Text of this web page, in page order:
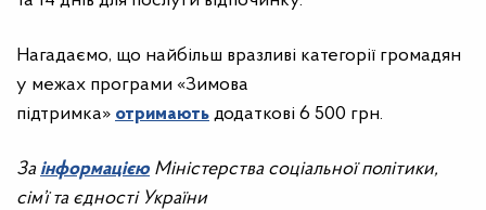
Нагадаємо, що найбільш вразливі категорії громадян
у межах програми «Зимова
підтримка» отримають додаткові 6 500 грн.
За інформацією Міністерства соціальної політики,
сім’ї та єдності України